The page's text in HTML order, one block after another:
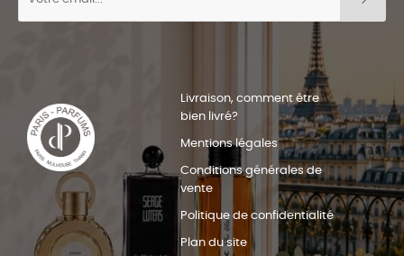
Livraison, comment être
bien livré?
Mentions légales
Conditions générales de
vente
Politique de confidentialité
Plan du site